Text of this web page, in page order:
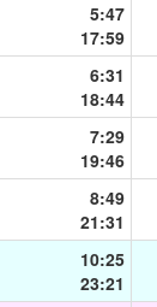
5:47
17:59
6:31
18:44
7:29
19:46
8:49
21:31
10:25
23:21